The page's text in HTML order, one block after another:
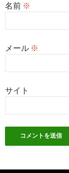
名前 ※
メール ※
サイト